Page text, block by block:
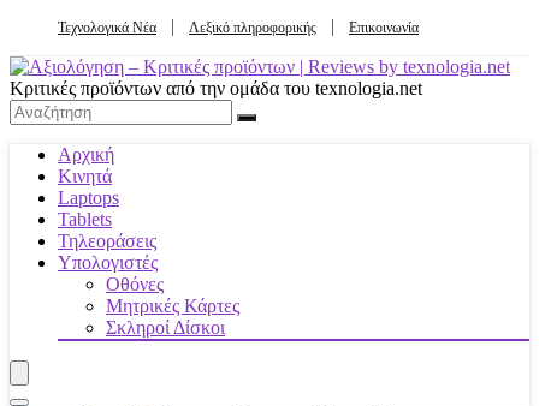
Τεχνολογικά Νέα Λεξικό πληροφορικής Επικοινωνία
Κριτικές προϊόντων από την ομάδα του texnologia.net
Αρχική
Κινητά
Laptops
Tablets
Τηλεοράσεις
Υπολογιστές
Οθόνες
Μητρικές Κάρτες
Σκληροί Δίσκοι